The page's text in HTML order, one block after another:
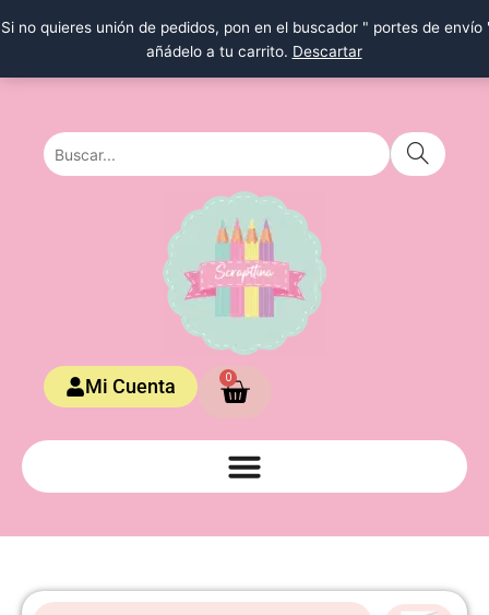
Si no quieres unión de pedidos, pon en el buscador " portes de envío
añádelo a tu carrito. Descartar
al
Mi Cuenta 0
Carrito